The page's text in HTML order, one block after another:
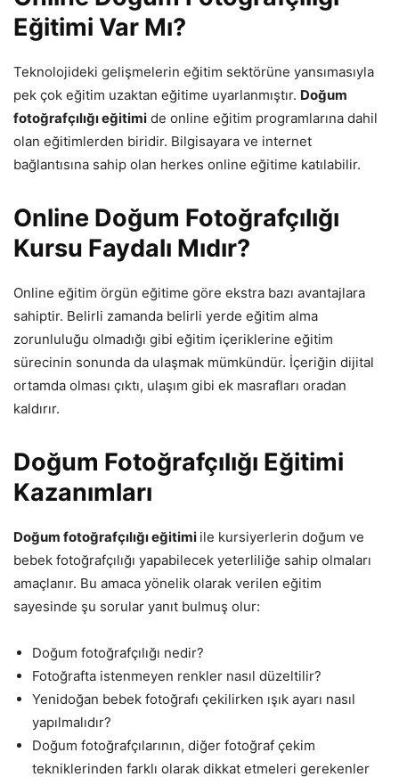
Eğitimi Var Mı?
Teknolojideki gelişmelerin eğitim sektörüne yansımasıyla
pek çok eğitim uzaktan eğitime uyarlanmıştır. Doğum
fotoğrafçılığı eğitimi de online eğitim programlarına dahil
olan eğitimlerden biridir. Bilgisayara ve internet
bağlantısına sahip olan herkes online eğitime katılabilir.
Online Doğum Fotoğrafçılığı
Kursu Faydalı Mıdır?
Online eğitim örgün eğitime göre ekstra bazı avantajlara
sahiptir. Belirli zamanda belirli yerde eğitim alma
zorunluluğu olmadığı gibi eğitim içeriklerine eğitim
sürecinin sonunda da ulaşmak mümkündür. İçeriğin dijital
ortamda olması çıktı, ulaşım gibi ek masrafları oradan
kaldırır.
Doğum Fotoğrafçılığı Eğitimi
Kazanımları
Doğum fotoğrafçılığı eğitimi ile kursiyerlerin doğum ve
bebek fotoğrafçılığı yapabilecek yeterliliğe sahip olmaları
amaçlanır. Bu amaca yönelik olarak verilen eğitim
sayesinde şu sorular yanıt bulmuş olur:
Doğum fotoğrafçılığı nedir?
Fotoğrafta istenmeyen renkler nasıl düzeltilir?
Yenidoğan bebek fotoğrafı çekilirken ışık ayarı nasıl
yapılmalıdır?
Doğum fotoğrafçılarının, diğer fotoğraf çekim
tekniklerinden farklı olarak dikkat etmeleri gerekenler